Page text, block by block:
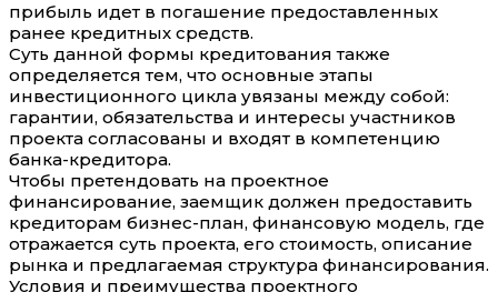
прибыль идет в погашение предоставленных
ранее кредитных средств.
Суть данной формы кредитования также
определяется тем, что основные этапы
инвестиционного цикла увязаны между собой:
гарантии, обязательства и интересы участников
проекта согласованы и входят в компетенцию
банка-кредитора.
Чтобы претендовать на проектное
финансирование, заемщик должен предоставить
кредиторам бизнес-план, финансовую модель, где
отражается суть проекта, его стоимость, описание
рынка и предлагаемая структура финансирования.
Условия и преимущества проектного